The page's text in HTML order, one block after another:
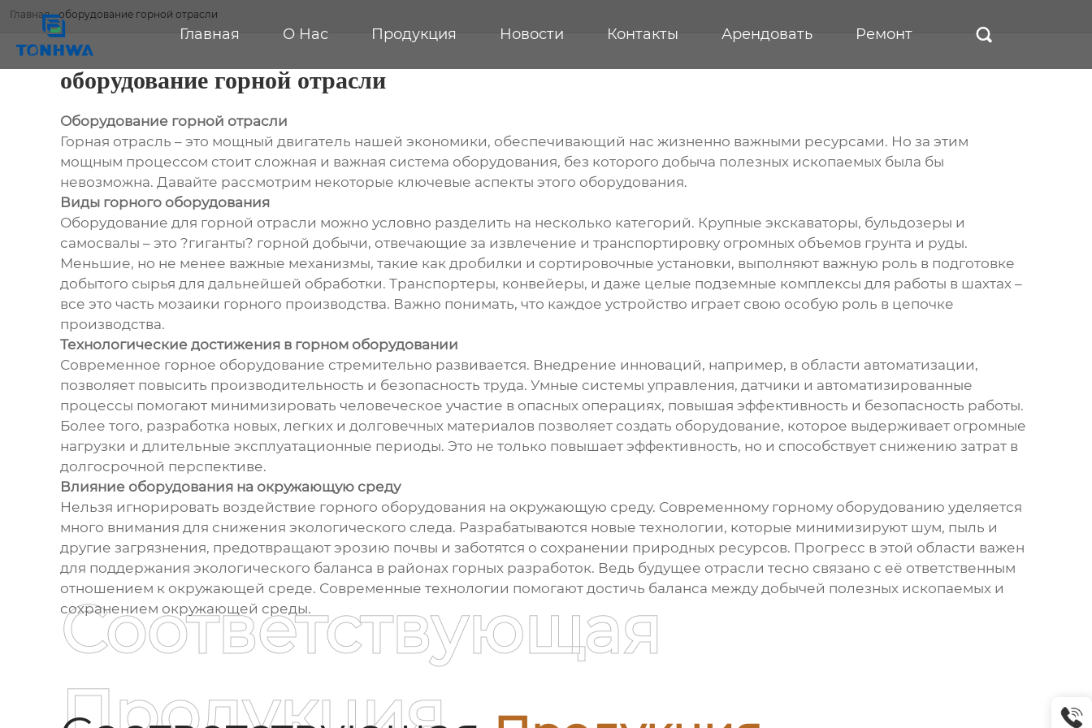
Главная О Нас Продукция Новости Контакты Арендовать Ремонт 
Главная-оборудование горной отрасли
оборудование горной отрасли
Оборудование горной отрасли
Горная отрасль – это мощный двигатель нашей экономики, обеспечивающий нас жизненно важными ресурсами. Но за этим
мощным процессом стоит сложная и важная система оборудования, без которого добыча полезных ископаемых была бы
невозможна. Давайте рассмотрим некоторые ключевые аспекты этого оборудования.
Виды горного оборудования
Оборудование для горной отрасли можно условно разделить на несколько категорий. Крупные экскаваторы, бульдозеры и
самосвалы – это ?гиганты? горной добычи, отвечающие за извлечение и транспортировку огромных объемов грунта и руды.
Меньшие, но не менее важные механизмы, такие как дробилки и сортировочные установки, выполняют важную роль в подготовке
добытого сырья для дальнейшей обработки. Транспортеры, конвейеры, и даже целые подземные комплексы для работы в шахтах –
все это часть мозаики горного производства. Важно понимать, что каждое устройство играет свою особую роль в цепочке
производства.
Технологические достижения в горном оборудовании
Современное горное оборудование стремительно развивается. Внедрение инноваций, например, в области автоматизации,
позволяет повысить производительность и безопасность труда. Умные системы управления, датчики и автоматизированные
процессы помогают минимизировать человеческое участие в опасных операциях, повышая эффективность и безопасность работы.
Более того, разработка новых, легких и долговечных материалов позволяет создать оборудование, которое выдерживает огромные
нагрузки и длительные эксплуатационные периоды. Это не только повышает эффективность, но и способствует снижению затрат в
долгосрочной перспективе.
Влияние оборудования на окружающую среду
Нельзя игнорировать воздействие горного оборудования на окружающую среду. Современному горному оборудованию уделяется
много внимания для снижения экологического следа. Разрабатываются новые технологии, которые минимизируют шум, пыль и
другие загрязнения, предотвращают эрозию почвы и заботятся о сохранении природных ресурсов. Прогресс в этой области важен
для поддержания экологического баланса в районах горных разработок. Ведь будущее отрасли тесно связано с её ответственным
отношением к окружающей среде. Современные технологии помогают достичь баланса между добычей полезных ископаемых и
сохранением окружающей среды.
Соответствующая